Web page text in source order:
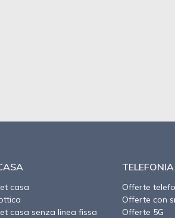
casa
casa senza linea fissa
Offerte
Offerte con
Offerte 5G